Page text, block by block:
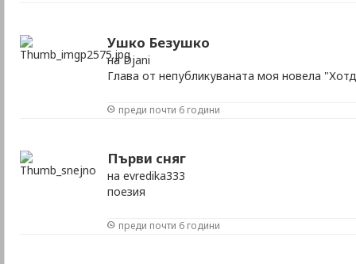
Ушко Безушко
на Djani
Глава от непубликуваната моя новела
преди почти 6 години
Първи сняг
на evredika333
поезия
преди почти 6 години